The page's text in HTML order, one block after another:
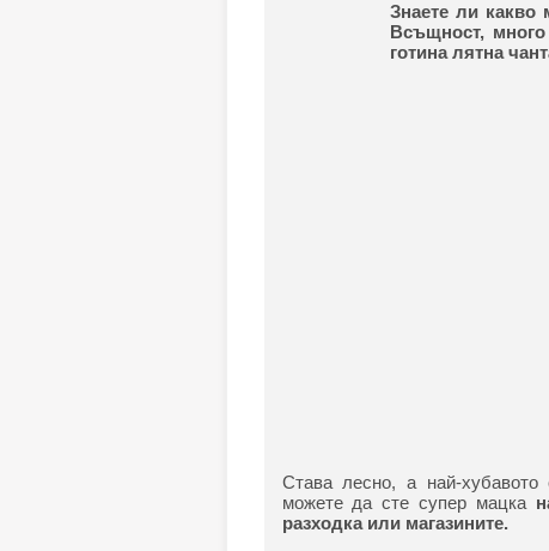
Знаете ли какво
Всъщност,
готина лятна
Става лесно, а най-
можете да сте супер мацка
разходка или магазините.